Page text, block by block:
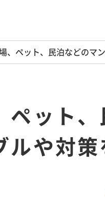
、ペット、民泊などのマ
ペット
ルや対